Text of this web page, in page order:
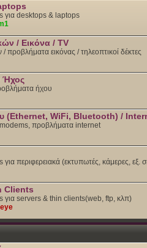
για desktops & laptops
/ Εικόνα / TV
/ προβλήματα εικόνας / τηλεοπτικοί δέκτες
Ήχος
ήχου
(Ethernet, WiFi, Bluetooth) /
modems, προβλήματα internet
για περιφερειακά (εκτυπωτές, κάμερες, εξ.
Clients
για servers & thin clients(web, ftp, κλπ)